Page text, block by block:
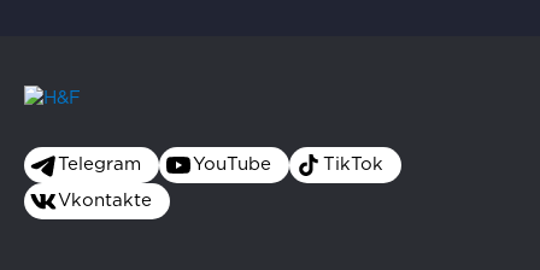
Telegram YouTube TikTok
Vkontakte